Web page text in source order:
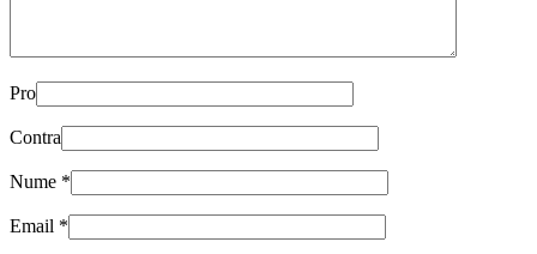
Pro
Contra
Nume *
Email *